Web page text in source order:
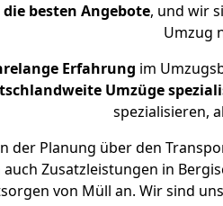
besten Angebote, und wir
Umzug
Erfahrung im
Umzüge
spezialisieren,
der Planung über den
Zusatzleistungen in
von Müll an. Wir sind